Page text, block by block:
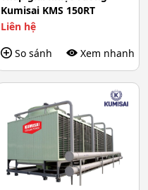
Kumisai KMS 150RT
Liên hệ
So sánh
Xem nhanh